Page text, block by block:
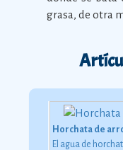
grasa, de otra
Horchata de
El agua de